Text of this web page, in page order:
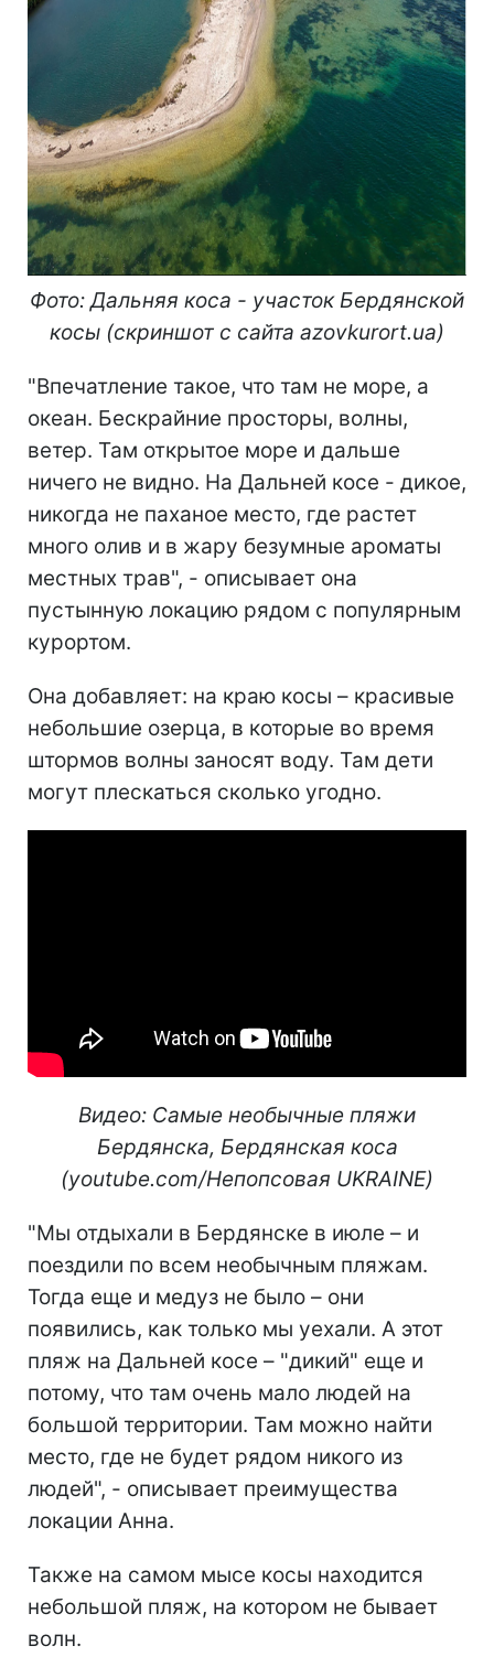
Фото: Дальняя коса - участок Бердянской
косы (скриншот с сайта azovkurort.ua)
"Впечатление такое, что там не море, а
океан. Бескрайние просторы, волны,
ветер. Там открытое море и дальше
ничего не видно. На Дальней косе - дикое,
никогда не паханое место, где растет
много олив и в жару безумные ароматы
местных трав", - описывает она
пустынную локацию рядом с популярным
курортом.
Она добавляет: на краю косы – красивые
небольшие озерца, в которые во время
штормов волны заносят воду. Там дети
могут плескаться сколько угодно.
Видео: Самые необычные пляжи
Бердянска, Бердянская коса
(youtube.com/Непопсовая UKRAINE)
"Мы отдыхали в Бердянске в июле – и
поездили по всем необычным пляжам.
Тогда еще и медуз не было – они
появились, как только мы уехали. А этот
пляж на Дальней косе – "дикий" еще и
потому, что там очень мало людей на
большой территории. Там можно найти
место, где не будет рядом никого из
людей", - описывает преимущества
локации Анна.
Также на самом мысе косы находится
небольшой пляж, на котором не бывает
волн.